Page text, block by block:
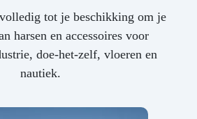
tot je beschikking om je
harsen en accessoires voor
doe-het-zelf, vloeren en
nautiek.